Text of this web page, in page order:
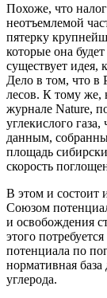
Похоже, что
неотъемлемой
пятерку
которые она
существует идея,
Дело в том, что в
лесов. К тому же,
журнале Nature,
углекислого
данным,
площадь
скорость
В этом и состоит
Союзом
и освобождения
этого
потенциала по
нормативная
углерода.